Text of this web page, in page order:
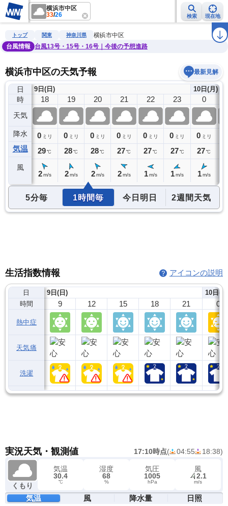
横浜市中区
33/26 検索 現在地
雨雲レーダー 台風情報 地震情報 ラ
トップ 関東 神奈川県
横浜市中区
台風情報
台風13号・15号・16号｜今後の予想進路
横浜市中区の天気予報 最新見解
日
時
天気
降水
気温
風
9日(日)
17
0ミリ
30℃
18
0 ミリ
29℃
2 m/s
19
0 ミリ
28℃
2 m/s
20
0 ミリ
28℃
2 m/s
21
0 ミリ
27℃
2 m/s
22
0 ミリ
27℃
1 m/s
23
0 ミリ
27 ℃
1m/s
10日(月)
0
0 ミリ
27℃
1 m/s
5分毎 1時間毎 今日明日 2週間天気
生活指数情報 アイコンの説明
日
時間
熱中症
天気痛
洗濯
9日(日)
9 12 15 18 21
10日(
0
実況天気・観測値 17:10時点( 04:55 18:38)
くもり
気温
30.4
℃
湿度
68
%
気圧
1005
hPa
風
2.1
m/s
気温 風 降水量 日照